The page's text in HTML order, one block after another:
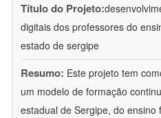
Título do Projeto:
digitais dos professores do
estado de sergipe
Resumo: Este projeto tem
um modelo de formação
estadual de Sergipe, do